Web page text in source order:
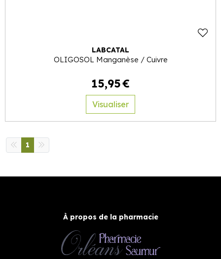
LABCATAL
OLIGOSOL Manganèse / Cuivre
15,95€
Visualiser
1
À propos de la pharmacie